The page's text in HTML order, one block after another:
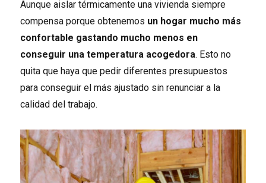
Aunque aislar térmicamente una vivienda siempre
compensa porque obtenemos un hogar mucho más
confortable gastando mucho menos en
conseguir una temperatura acogedora. Esto no
quita que haya que pedir diferentes presupuestos
para conseguir el más ajustado sin renunciar a la
calidad del trabajo.